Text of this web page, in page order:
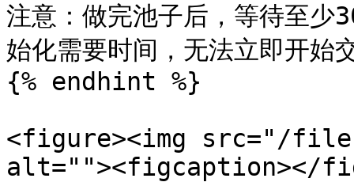
注意：做完池子后，等待至少
始化需要时间，无法立即开始
{% endhint %}
<figure><img src="/files/
alt=""><figcaption></